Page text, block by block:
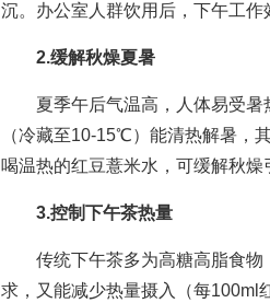
沉。办公室人群饮用后，下午工作
2.缓解秋燥夏暑
夏季午后气温高，人体易受暑
（冷藏至10-15℃）能清热解暑，
喝温热的红豆薏米水，可缓解秋燥
3.控制下午茶热量
传统下午茶多为高糖高脂食物
求，又能减少热量摄入（每100ml